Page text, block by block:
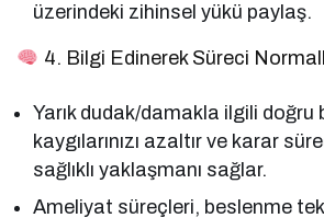
üzerindeki zihinsel yükü paylaş.
4. Bilgi Edinerek Süreci
Yarık dudak/damakla ilgili doğru
kaygılarınızı azaltır ve karar
sağlıklı yaklaşmanı sağlar.
Ameliyat süreçleri, beslenme